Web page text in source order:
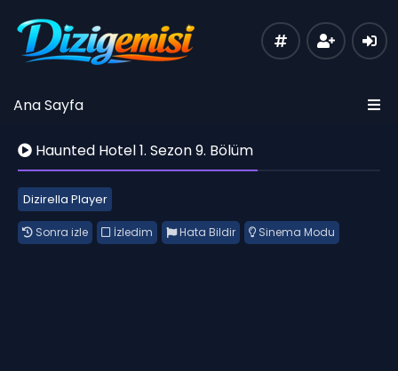
Ana Sayfa
Haunted Hotel 1. Sezon 9. Bölüm
Dizirella Player
Sonra izle İzledim Hata Bildir Sinema Modu